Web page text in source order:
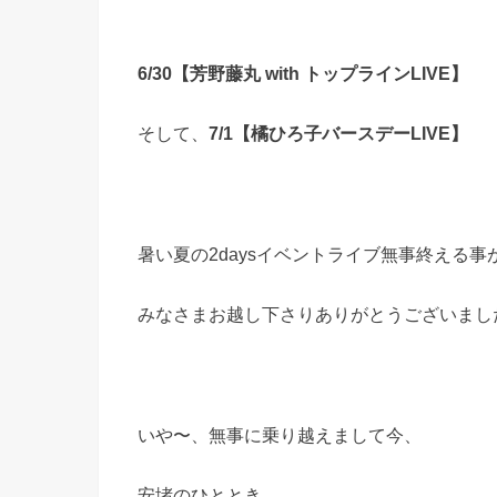
6/30【芳野藤丸 with トップラインLIVE】
そして、 7/1【橘ひろ子バースデーLIVE】
暑い夏の2daysイベントライブ無事終える事
みなさまお越し下さりありがとうございまし
いや〜、無事に乗り越えまして今、